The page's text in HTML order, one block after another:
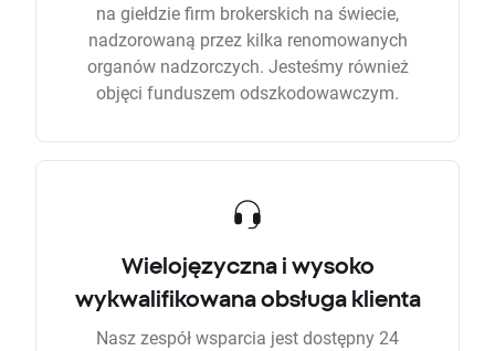
na giełdzie firm brokerskich na świecie,
nadzorowaną przez kilka renomowanych
organów nadzorczych. Jesteśmy również
objęci funduszem odszkodowawczym.
Wielojęzyczna i wysoko
wykwalifikowana obsługa klienta
Nasz zespół wsparcia jest dostępny 24